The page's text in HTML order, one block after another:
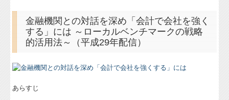
金融機関との対話を深め「会計で会社を強く
する」には ～ローカルベンチマークの戦略
的活用法～（平成29年配信）
あらすじ